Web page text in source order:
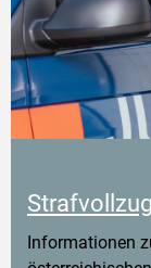
Strafvollzug
Informationen